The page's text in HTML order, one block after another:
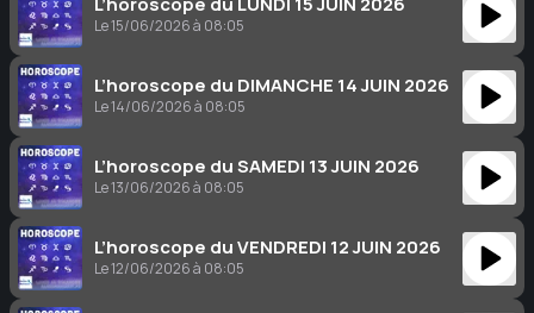
Le 15/06/2026 à 08:05
L’horoscope du DIMANCHE 14 JUIN 2026
Le 14/06/2026 à 08:05
L’horoscope du SAMEDI 13 JUIN 2026
Le 13/06/2026 à 08:05
L’horoscope du VENDREDI 12 JUIN 2026
Le 12/06/2026 à 08:05